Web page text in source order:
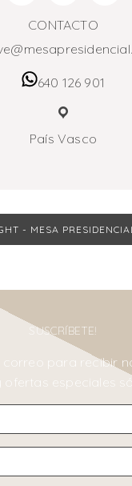
CONTACTO
640 126 901
País Vasco
- MESA
SUSCRÍBETE!
correo para recibir
ofertas especiales